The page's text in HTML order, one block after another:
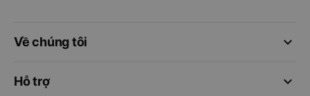
keyboard_arrow_down
Về chúng tôi
keyboard_arrow_down
Hỗ trợ